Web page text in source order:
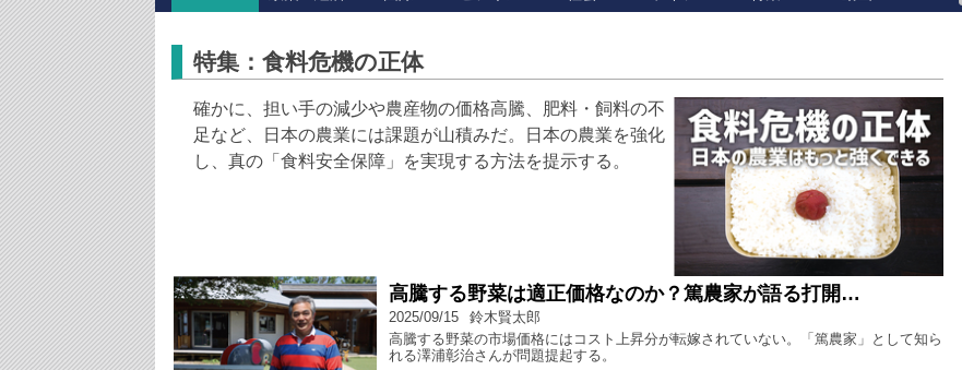
特集：食料危機の正体
確かに、担い手の減少や農産物の価格高騰、肥料・飼料の不
足など、日本の農業には課題が山積みだ。日本の農業を強化
し、真の「食料安全保障」を実現する方法を提示する。
高騰する野菜は適正価格なのか？篤農家が語る打開…
2025/09/15
鈴木賢太郎
高騰する野菜の市場価格にはコスト上昇分が転嫁されていない。「篤農家」として知ら
れる澤浦彰治さんが問題提起する。